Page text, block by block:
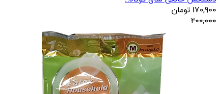
170,900 تومان
200,000